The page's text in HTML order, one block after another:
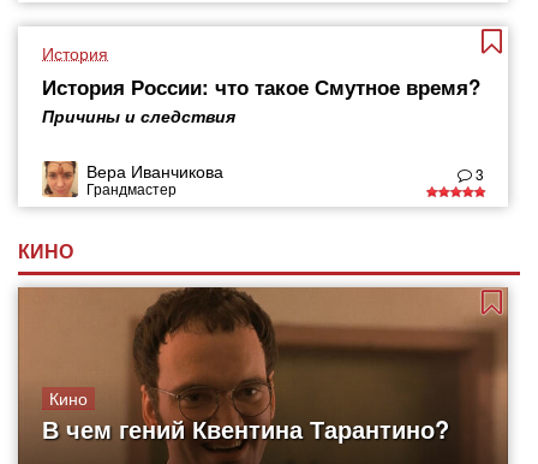
История
История России: что такое Смутное время?
Причины и следствия
Вера Иванчикова
Грандмастер
3
КИНО
Кино
В чем гений Квентина Тарантино?